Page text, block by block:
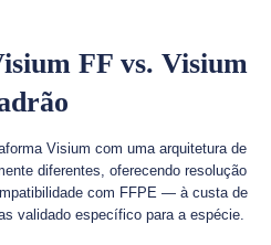
FF vs. Visium
Visium com uma arquitetura de
diferentes, oferecendo resolução
com FFPE — à custa de
validado específico para a espécie.